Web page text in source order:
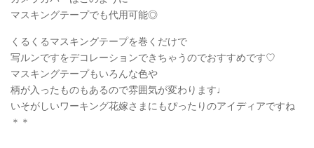
マスキングテープでも代用可能◎
くるくるマスキングテープを巻くだけで
写ルンですをデコレーションできちゃうのでおすすめです♡
マスキングテープもいろんな色や
柄が入ったものもあるので雰囲気が変わります♩
いそがしいワーキング花嫁さまにもぴったりのアイディアですね
＊＊